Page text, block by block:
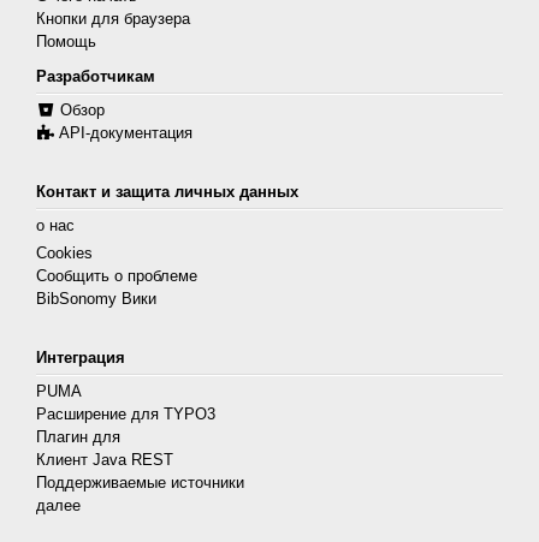
Кнопки для браузера
Помощь
Разработчикам
Обзор
API-документация
Контакт и защита личных данных
о нас
Cookies
Сообщить о проблеме
BibSonomy Вики
Интеграция
PUMA
Расширение для TYPO3
Плагин для
Клиент Java REST
Поддерживаемые источники
далее